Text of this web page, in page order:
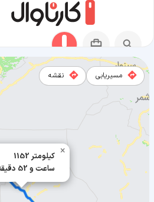
1152 کیلومتر
13 ساعت و 52 دقیقه
×
مسیریابی نقشه